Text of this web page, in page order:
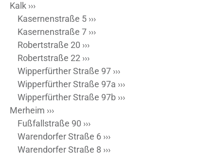
Kalk ›››
Kasernenstraße 5 ›››
Kasernenstraße 7 ›››
Robertstraße 20 ›››
Robertstraße 22 ›››
Wipperfürther Straße 97 ›››
Wipperfürther Straße 97a ›››
Wipperfürther Straße 97b ›››
Merheim ›››
Fußfallstraße 90 ›››
Warendorfer Straße 6 ›››
Warendorfer Straße 8 ›››